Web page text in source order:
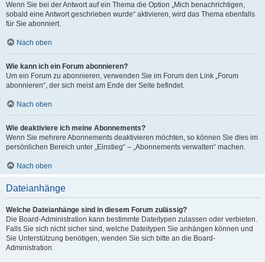
Wenn Sie bei der Antwort auf ein Thema die Option „Mich benachrichtigen,
sobald eine Antwort geschrieben wurde“ aktivieren, wird das Thema ebenfalls
für Sie abonniert.
Nach oben
Wie kann ich ein Forum abonnieren?
Um ein Forum zu abonnieren, verwenden Sie im Forum den Link „Forum
abonnieren“, der sich meist am Ende der Seite befindet.
Nach oben
Wie deaktiviere ich meine Abonnements?
Wenn Sie mehrere Abonnements deaktivieren möchten, so können Sie dies im
persönlichen Bereich unter „Einstieg“ – „Abonnements verwalten“ machen.
Nach oben
Dateianhänge
Welche Dateianhänge sind in diesem Forum zulässig?
Die Board-Administration kann bestimmte Dateitypen zulassen oder verbieten.
Falls Sie sich nicht sicher sind, welche Dateitypen Sie anhängen können und
Sie Unterstützung benötigen, wenden Sie sich bitte an die Board-
Administration.